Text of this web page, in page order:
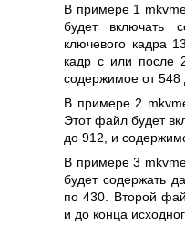
В примере 1
будет включать
ключевого кадра
кадр с или после
содержимое от 548
В примере 2
Этот файл будет
до 912, и
В примере 3
будет содержать
по 430. Второй
и до конца